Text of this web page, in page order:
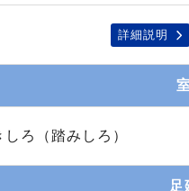
詳細説明
ろ（踏みしろ）
足